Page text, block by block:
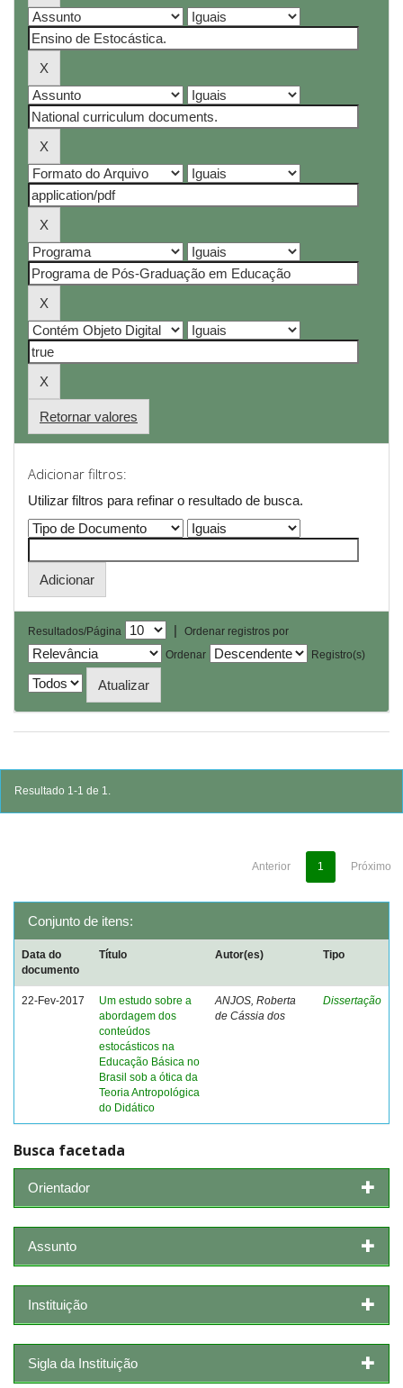
Retornar valores
Adicionar filtros:
Utilizar filtros para refinar o resultado de busca.
Resultados/Página |
Ordenar registros por
Ordenar
Registro(s)
Resultado 1-1 de 1.
Anterior 1 Próximo
Conjunto de itens:
Data do
documento
Título Autor(es) Tipo
22-Fev-2017
Um estudo sobre a
abordagem dos
conteúdos
estocásticos na
Educação Básica no
Brasil sob a ótica da
Teoria Antropológica
do Didático
ANJOS, Roberta
de Cássia dos
Dissertação
Busca facetada
Orientador
Assunto
Instituição
Sigla da Instituição